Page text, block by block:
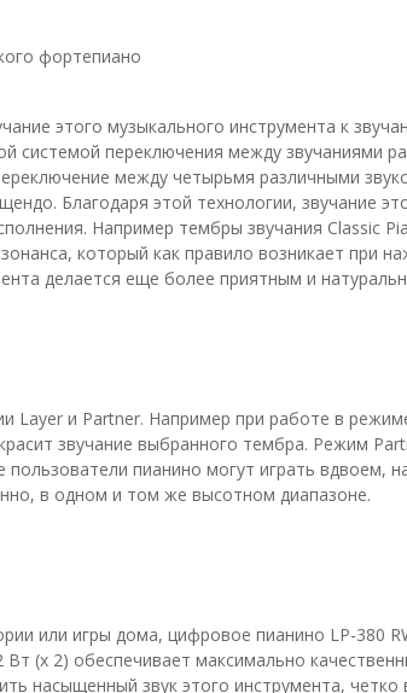
фортепиано
этого музыкального инструмента к
переключения между звучаниями
между четырьмя различными
Благодаря этой технологии, звучание
Например тембры звучания Classic
который как правило возникает при
делается еще более приятным и
Layer и Partner. Например при работе в
звучание выбранного тембра. Режим
пианино могут играть вдвоем,
в одном и том же высотном диапазоне.
или игры дома, цифровое пианино LP-380
(x 2) обеспечивает максимально
насыщенный звук этого инструмента, четко